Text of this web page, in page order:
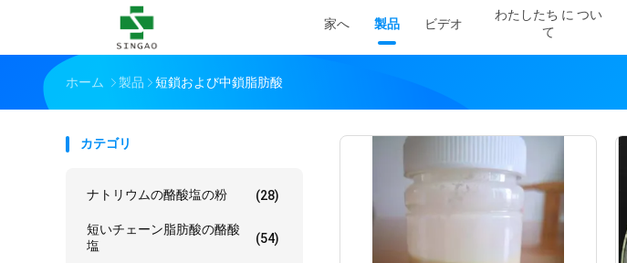
家へ 製品 ビデオ
わたしたち に つい
て
ホーム 製品 短鎖および中鎖脂肪酸
カテゴリ
ナトリウムの酪酸塩の粉 (28)
短いチェーン脂肪酸の酪酸
塩
(54)